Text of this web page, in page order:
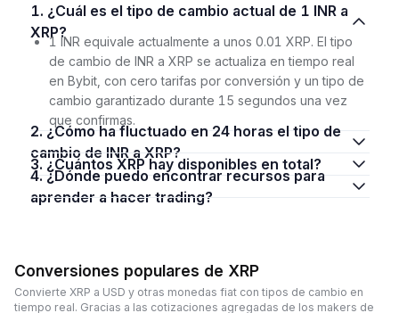
1. ¿Cuál es el tipo de cambio actual de 1 INR a
XRP?
1 INR equivale actualmente a unos 0.01 XRP. El tipo
de cambio de INR a XRP se actualiza en tiempo real
en Bybit, con cero tarifas por conversión y un tipo de
cambio garantizado durante 15 segundos una vez
que confirmas.
2. ¿Cómo ha fluctuado en 24 horas el tipo de
cambio de INR a XRP?
3. ¿Cuántos XRP hay disponibles en total?
4. ¿Dónde puedo encontrar recursos para
aprender a hacer trading?
Conversiones populares de XRP
Convierte XRP a USD y otras monedas fiat con tipos de cambio en
tiempo real. Gracias a las cotizaciones agregadas de los makers de